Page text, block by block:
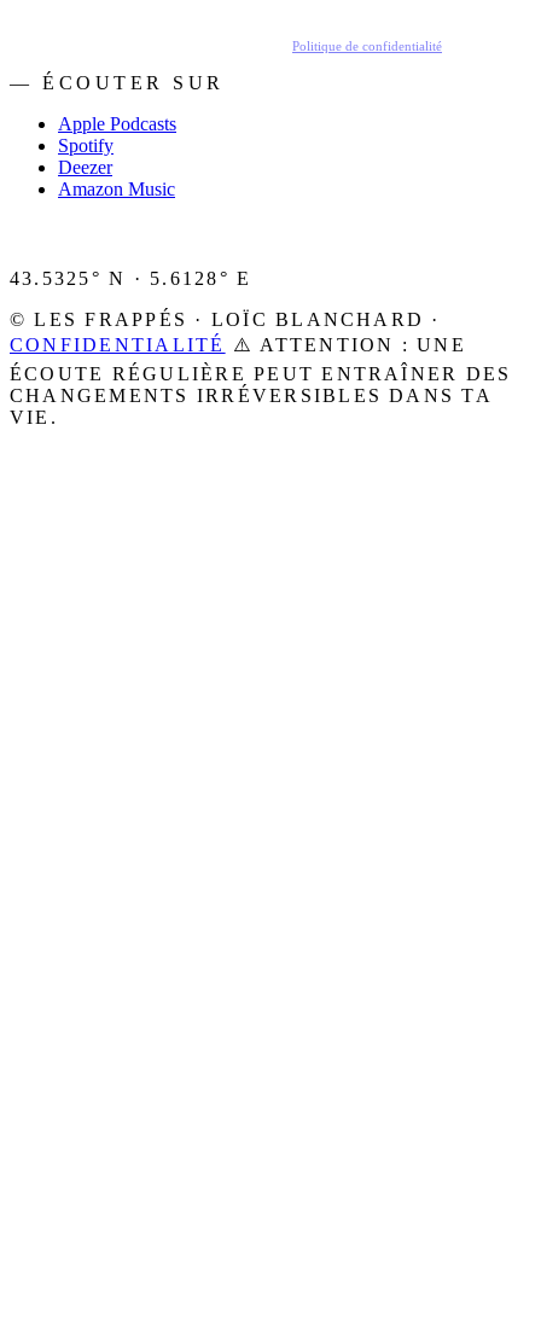
Politique de confidentialité
— ÉCOUTER SUR
Apple Podcasts
Spotify
Deezer
Amazon Music
43.5325° N · 5.6128° E
© LES FRAPPÉS · LOÏC BLANCHARD ·
CONFIDENTIALITÉ
⚠️ ATTENTION : UNE
ÉCOUTE RÉGULIÈRE PEUT ENTRAÎNER DES
CHANGEMENTS IRRÉVERSIBLES DANS TA
VIE.